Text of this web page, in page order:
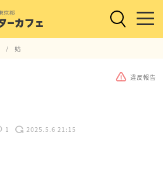
姑
違反報告
1 2025.5.6 21:15